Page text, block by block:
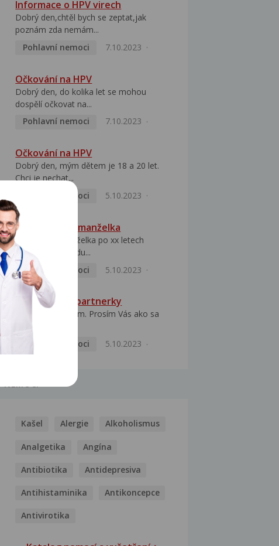
Informace o HPV virech
Dobrý den,chtěl bych se zeptat,jak
poznám zda nemám...
Pohlavní nemoci
7.10.2023
Očkování na HPV
Dobrý den, do kolika let se mohou
dospělí očkovat na...
Pohlavní nemoci
7.10.2023
Očkování na HPV
Dobrý den, mým dětem je 18 a 20 let.
Chci je nechat...
Pohlavní nemoci
5.10.2023
HPV pozitivní manželka
Dobrý den, manželka po xx letech
přivezla z Východu...
Pohlavní nemoci
5.10.2023
HPV typ 52 u partnerky
Dobrý deň prajem. Prosím Vás ako sa
Pohlavní nemoci
5.10.2023
NEMOCI
Kašel Alergie Alkoholismus
Analgetika Angína
Antibiotika Antidepresiva
Antihistaminika Antikoncepce
Antivirotika